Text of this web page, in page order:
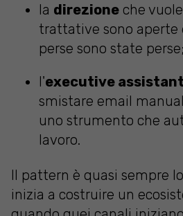
la direzione che
trattative sono aperte
perse sono state perse;
l'executive assistant
smistare email
uno strumento che
lavoro.
Il pattern è quasi sempre
inizia a costruire un